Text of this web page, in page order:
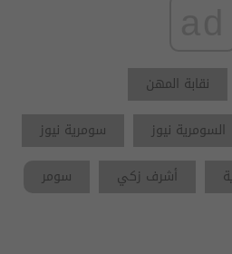
نقابة المهن
السومرية نيوز
سومرية نيوز
أشرف زكي سومر